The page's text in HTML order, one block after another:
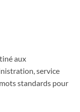
aux
service
standards pour